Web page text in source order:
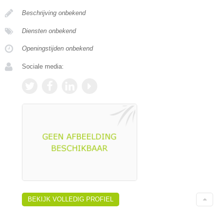
Beschrijving onbekend
Diensten onbekend
Openingstijden onbekend
Sociale media:
BEKIJK VOLLEDIG PROFIEL